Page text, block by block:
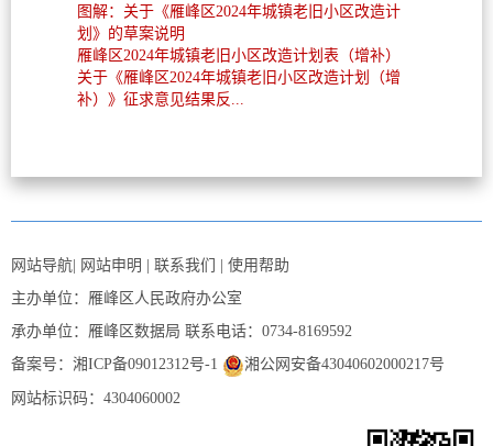
图解：关于《雁峰区2024年城镇老旧小区改造计
划》的草案说明
雁峰区2024年城镇老旧小区改造计划表（增补）
关于《雁峰区2024年城镇老旧小区改造计划（增
补）》征求意见结果反...
网站导航 网站申明 联系我们
使用帮助
主办单位：雁峰区人民政府办公室
承办单位：雁峰区数据局 联系电话：0734-8169592
备案号：湘ICP备09012312号-1
湘公网安备43040602000217号
网站标识码：4304060002